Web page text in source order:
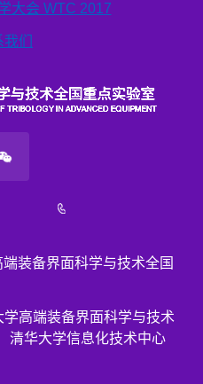
大会 WTC 2017
们
装备界面科学与技术全国
高端装备界面科学与技术
华大学信息化技术中心